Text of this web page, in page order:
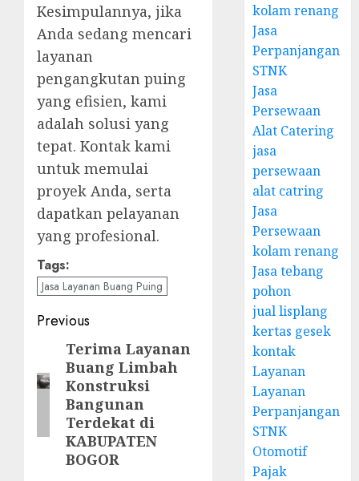
Kesimpulannya, jika
Anda sedang mencari
layanan
pengangkutan puing
yang efisien, kami
adalah solusi yang
tepat. Kontak kami
untuk memulai
proyek Anda, serta
dapatkan pelayanan
yang profesional.
Tags:
Jasa Layanan Buang Puing
Post
navigation
Previous
Previous
post:
Terima Layanan
Buang Limbah
Konstruksi
Bangunan
Terdekat di
KABUPATEN
BOGOR
kolam renang
Jasa
Perpanjangan
STNK
Jasa
Persewaan
Alat Catering
jasa
persewaan
alat catring
Jasa
Persewaan
kolam renang
Jasa tebang
pohon
jual lisplang
kertas gesek
kontak
Layanan
Layanan
Perpanjangan
STNK
Otomotif
Pajak